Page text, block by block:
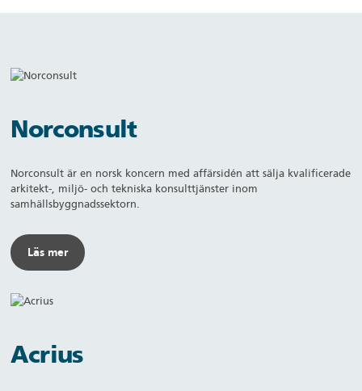
Norconsult
Norconsult är en norsk koncern med affärsidén att sälja kvalificerade
arkitekt-, miljö- och tekniska konsulttjänster inom
samhällsbyggnadssektorn.
Läs mer
Acrius